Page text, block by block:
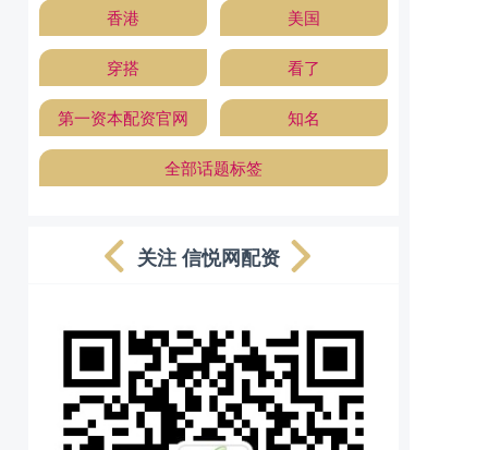
香港 美国
穿搭 看了
第一资本配资官网 知名
全部话题标签
关注 信悦网配资